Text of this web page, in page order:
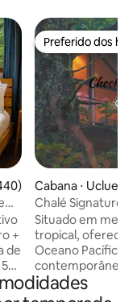
avaliação média de
de
Preferido dos
Preferido dos
Cabana ⋅ Ucluelet
Chalé Signature
Situado em meio
tropical,
Oceano Pacífico.
contemporâneas
oferecem uma
refúgio à beira-